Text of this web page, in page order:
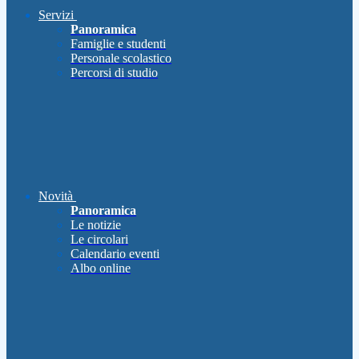
Servizi
Panoramica
Famiglie e studenti
Personale scolastico
Percorsi di studio
Novità
Panoramica
Le notizie
Le circolari
Calendario eventi
Albo online